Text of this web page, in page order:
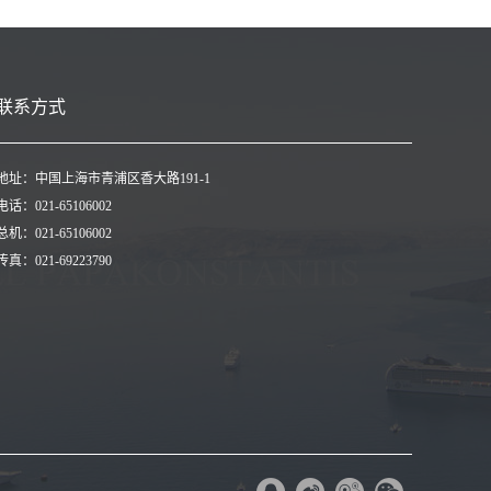
址：中国上海市青浦区香大路191-1
话：021-65106002
机：021-65106002
真：021-69223790
系方式